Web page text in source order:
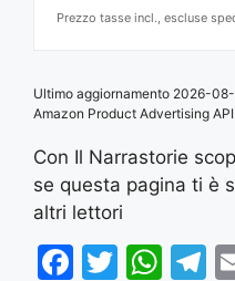
Prezzo tasse incl., escluse
Ultimo aggiornamento 2026-
Amazon Product Advertising API
Con Il Narrastorie
se questa pagina ti è
altri lettori
F
T
W T